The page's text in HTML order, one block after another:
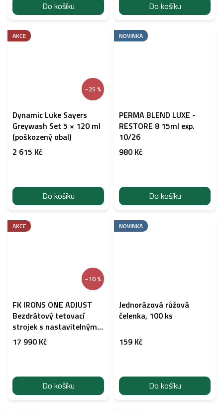
Do košíku Do košíku
AKCE
–25 %
Dynamic Luke Sayers
Greywash Set 5 × 120 ml
(poškozený obal)
2 615 Kč
Do košíku
NOVINKA
PERMA BLEND LUXE -
RESTORE 8 15ml exp.
10/26
980 Kč
Do košíku
AKCE
–10 %
FK IRONS ONE ADJUST
Bezdrátový tetovací
strojek s nastavitelným
zdvihem 2,0 – 5,0 mm,
Pop Pink (rozbaleno)
17 990 Kč
Do košíku
NOVINKA
Jednorázová růžová
čelenka, 100 ks
159 Kč
Do košíku